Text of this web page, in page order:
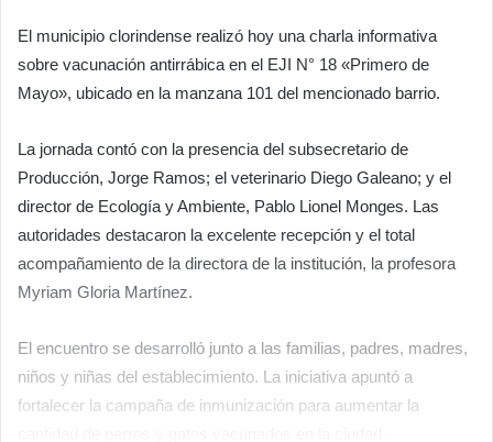
El municipio clorindense realizó hoy una charla informativa
sobre vacunación antirrábica en el EJI N° 18 «Primero de
Mayo», ubicado en la manzana 101 del mencionado barrio.
La jornada contó con la presencia del subsecretario de
Producción, Jorge Ramos; el veterinario Diego Galeano; y el
director de Ecología y Ambiente, Pablo Lionel Monges. Las
autoridades destacaron la excelente recepción y el total
acompañamiento de la directora de la institución, la profesora
Myriam Gloria Martínez.
El encuentro se desarrolló junto a las familias, padres, madres,
niños y niñas del establecimiento. La iniciativa apuntó a
fortalecer la campaña de inmunización para aumentar la